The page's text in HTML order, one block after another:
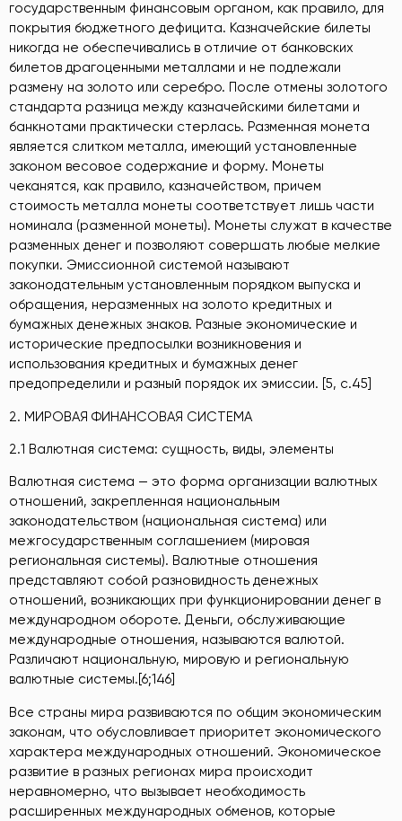
государственным финансовым органом, как правило, для
покрытия бюджетного дефицита. Казначейские билеты
никогда не обеспечивались в отличие от банковских
билетов драгоценными металлами и не подлежали
размену на золото или серебро. После отмены золотого
стандарта разница между казначейскими билетами и
банкнотами практически стерлась. Разменная монета
является слитком металла, имеющий установленные
законом весовое содержание и форму. Монеты
чеканятся, как правило, казначейством, причем
стоимость металла монеты соответствует лишь части
номинала (разменной монеты). Монеты служат в качестве
разменных денег и позволяют совершать любые мелкие
покупки. Эмиссионной системой называют
законодательным установленным порядком выпуска и
обращения, неразменных на золото кредитных и
бумажных денежных знаков. Разные экономические и
исторические предпосылки возникновения и
использования кредитных и бумажных денег
предопределили и разный порядок их эмиссии. [5, с.45]
2. МИРОВАЯ ФИНАНСОВАЯ СИСТЕМА
2.1 Валютная система: сущность, виды, элементы
Валютная система — это форма организации валютных
отношений, закрепленная национальным
законодательством (национальная система) или
межгосударственным соглашением (мировая
региональная системы). Валютные отношения
представляют собой разновидность денежных
отношений, возникающих при функционировании денег в
международном обороте. Деньги, обслуживающие
международные отношения, называются валютой.
Различают национальную, мировую и региональную
валютные системы.[6;146]
Все страны мира развиваются по общим экономическим
законам, что обусловливает приоритет экономического
характера международных отношений. Экономическое
развитие в разных регионах мира происходит
неравномерно, что вызывает необходимость
расширенных международных обменов, которые